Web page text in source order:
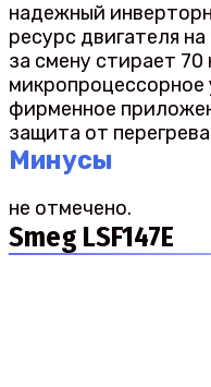
надежный
ресурс двигателя
за смену стирает 70
микропроцессорное
фирменное
защита от
Минусы
не отмечено.
Smeg LSF147E